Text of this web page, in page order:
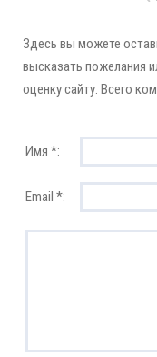
Здесь вы можете
высказать пожелания
оценку сайту. Всего
Имя *:
Email *: